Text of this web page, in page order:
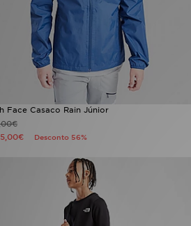
Face Casaco Rain Júnior
Desconto 56%